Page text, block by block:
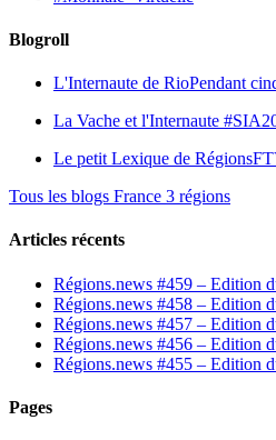
Blogroll
L'Internaute de RioPendant
La Vache et l'Internaute
Le petit Lexique de
Tous les blogs France 3 régions
Articles récents
Régions.news #459 – Edition
Régions.news #458 – Edition
Régions.news #457 – Edition
Régions.news #456 – Edition
Régions.news #455 – Edition
Pages